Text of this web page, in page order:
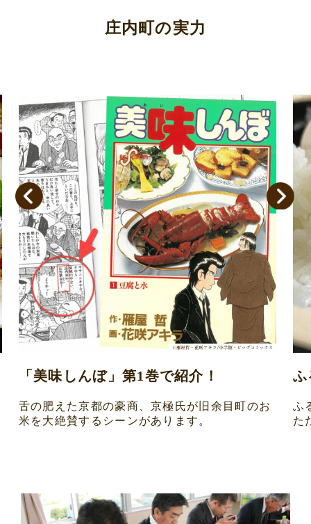
庄内町の実力
「美味しんぼ」第1巻で紹介！
舌の肥えた京都の豪商、京極氏が旧余目町のお
米を大絶賛するシーンがあります。
ふ
ふ
た